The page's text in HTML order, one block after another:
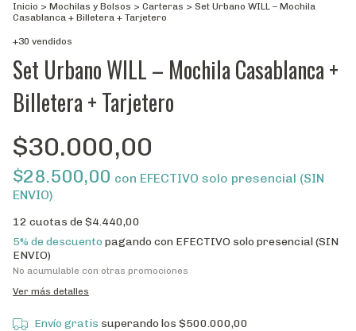
Inicio > Mochilas y Bolsos > Carteras > Set Urbano WILL – Mochila
Casablanca + Billetera + Tarjetero
+30 vendidos
Set Urbano WILL – Mochila Casablanca +
Billetera + Tarjetero
$30.000,00
$28.500,00 con EFECTIVO solo presencial (SIN
ENVIO)
12 cuotas de$4.440,00
5% de descuento pagando con EFECTIVO solo presencial (SIN
ENVIO)
No acumulable con otras promociones
Ver más detalles
Envío gratis superando los $500.000,00